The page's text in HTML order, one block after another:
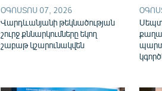
ՕԳՈՍՏՈՍ 07, 2026
Վարդևանյանի թեկնածության
շուրջ քննարկումները եկող
շաբաթ կշարունակվեն